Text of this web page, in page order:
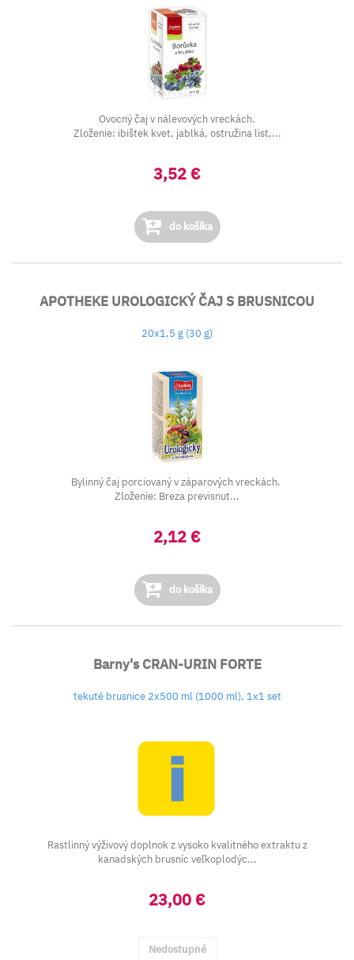
Ovocný čaj v nálevových vreckách.
Zloženie: ibištek kvet, jablká, ostružina list,...
3,52 €
do košíka
APOTHEKE UROLOGICKÝ ČAJ S BRUSNICOU
20x1,5 g (30 g)
Bylinný čaj porciovaný v záparových vreckách.
Zloženie: Breza previsnut...
2,12 €
do košíka
Barny's CRAN-URIN FORTE
tekuté brusnice 2x500 ml (1000 ml), 1x1 set
Rastlinný výživový doplnok z vysoko kvalitného extraktu z
kanadských brusníc veľkoplodýc...
23,00 €
Nedostupné